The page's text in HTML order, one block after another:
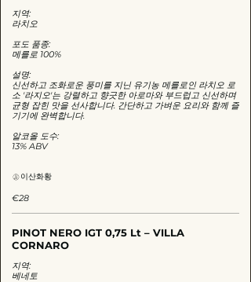
지역:
라치오
포도 품종:
메를로 100%
설명:
신선하고 조화로운 풍미를 지닌 유기농 메를로인 라치오 로
소 '라지오'는 강렬하고 향긋한 아로마와 부드럽고 신선하며
균형 잡힌 맛을 선사합니다. 간단하고 가벼운 요리와 함께 즐
기기에 완벽합니다.
알코올 도수:
13% ABV
€28
이산화황
PINOT NERO IGT 0,75 Lt – VILLA
CORNARO
지역:
베네토